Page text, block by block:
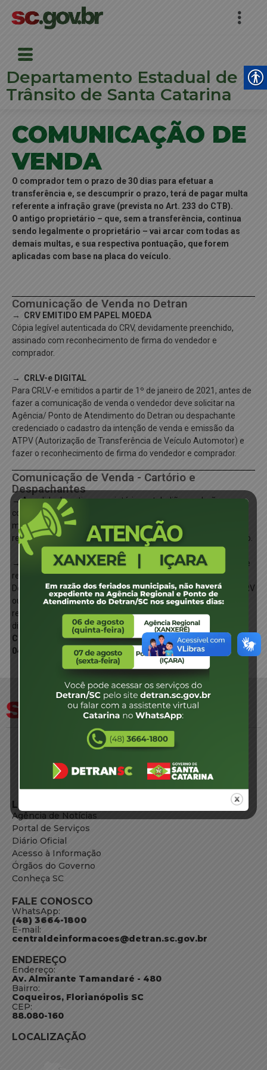
Departamento Estadual de
Trânsito de Santa Catarina
COMUNICAÇÃO DE
VENDA
O comprador tem o prazo de 30 dias para efetuar a
transferência e, se descumprir o prazo, terá de pagar multa
referente a infração grave (prevista no Art. 233 do CTB).
O antigo proprietário – que, sem a transferência, continua
sendo legalmente o proprietário – vai arcar com todas as
demais multas, e sua respectiva pontuação, que forem
aplicadas com base na placa do veículo.
Comunicação de Venda no Detran
→ CRV EMITIDO EM PAPEL MOEDA
Cópia legível autenticada do CRV, devidamente preenchido,
assinado com reconhecimento de firma do vendedor e
comprador.
→ CRLV-e DIGITAL
Para CRLV-e emitidos a partir de 1º de janeiro de 2021, antes de
fazer a comunicação de venda o vendedor deve solicitar na
Agência/ Ponto de Atendimento do Detran ou despachante
credenciado o cadastro da intenção de venda e emissão da
ATPV (Autorização de Transferência de Veículo Automotor) e
fazer o reconhecimento de firma do vendedor e comprador.
Comunicação de Venda - Cartório e
Despachantes
→ A pedido do antigo proprietário, os tabeliães poderão
comunicar ao Departamento Estadual de Trânsito (Detran), por
meio de remessa de certidão eletrônica, as informações
relativas à operação de transferência da propriedade do veículo.
→ A comunicação de venda pode ser realizada nos cartórios de
registros e nos escritórios de despachantes credenciados pelo
Detran/SC. Para este procedimento deve ser apresentado o CRV
ou ATPV, devidamente preenchido, assinado com
reconhecimento de firma do vendedor, ou seu procurador,
dispensado do comprador. (Previsão Legal – Lei
Complementar Nº705/2017e Portaria N.º
0464/DETRAN/PROJUR/2023, Art. 1º, §3º ).
LINKS EXTERNOS
Agência de Notícias
Portal de Serviços
Diário Oficial
Acesso à Informação
Órgãos do Governo
Conheça SC
FALE CONOSCO
WhatsApp:
(48) 3664-1800
E-mail:
centraldeinformacoes@detran.sc.gov.br
ENDEREÇO
Endereço:
Av. Almirante Tamandaré - 480
Bairro:
Coqueiros, Florianópolis SC
CEP:
88.080-160
LOCALIZAÇÃO